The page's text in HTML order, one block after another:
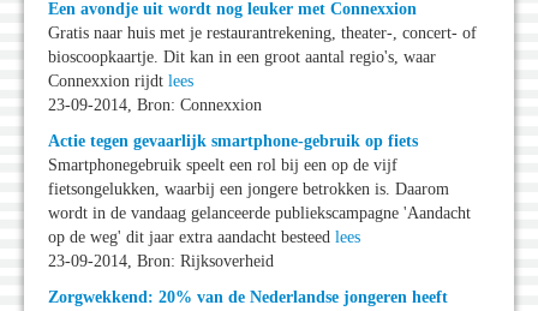
Een avondje uit wordt nog leuker met Connexxion
Gratis naar huis met je restaurantrekening, theater-, concert- of
bioscoopkaartje. Dit kan in een groot aantal regio's, waar
Connexxion rijdt lees
23-09-2014, Bron: Connexxion
Actie tegen gevaarlijk smartphone-gebruik op fiets
Smartphonegebruik speelt een rol bij een op de vijf
fietsongelukken, waarbij een jongere betrokken is. Daarom
wordt in de vandaag gelanceerde publiekscampagne 'Aandacht
op de weg' dit jaar extra aandacht besteed lees
23-09-2014, Bron: Rijksoverheid
Zorgwekkend: 20% van de Nederlandse jongeren heeft